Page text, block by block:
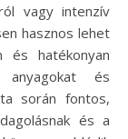
vagy intenzív
hasznos lehet
és hatékonyan
és
során fontos,
és a